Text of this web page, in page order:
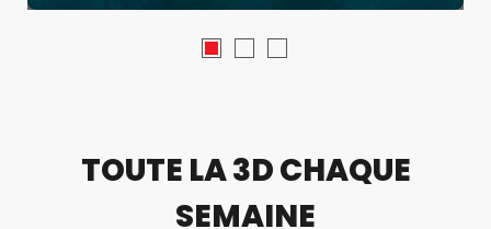
TOUTE LA 3D CHAQUE
SEMAINE